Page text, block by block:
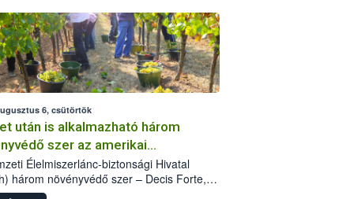
6, csütörtök
után is alkalmazható három
szer az amerikai
ellen
Élelmiszerlánc-biztonsági Hivatal
három növényvédő szer – Decis Forte,
24 EW, Oroganic – engedélyokiratát